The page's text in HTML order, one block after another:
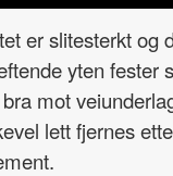
er slitesterkt og
yten fester
mot
lett fjernes